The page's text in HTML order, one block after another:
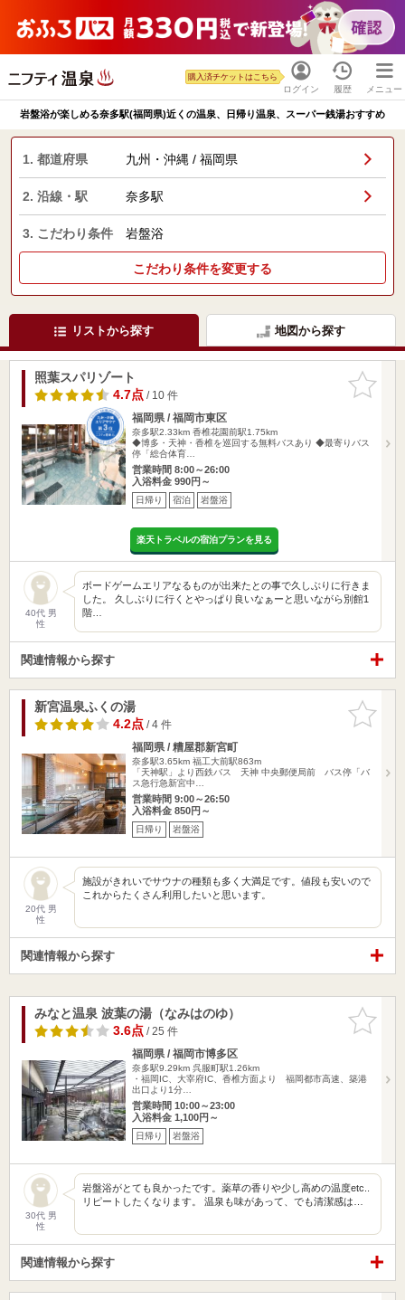
ログイン
購入済チケットはこちら
履歴 メニュー
岩盤浴が楽しめる奈多駅(福岡県)近くの温泉、日帰り温泉、スーパー銭湯おすすめ
1. 都道府県 九州・沖縄 / 福岡県
2. 沿線・駅 奈多駅
3. こだわり条件 岩盤浴
こだわり条件を変更する
リストから探す 地図から探す
お気に入
りに追加
照葉スパリゾート
4.7点/ 10 件
福岡県 / 福岡市東区
奈多駅2.33km 香椎花園前駅1.75km
◆博多・天神・香椎を巡回する無料バスあり ◆最寄りバス
停「総合体育…
営業時間 8:00～26:00
入浴料金 990円～
日帰り 宿泊 岩盤浴
楽天トラベルの宿泊プランを見る
40代 男
性
ボードゲームエリアなるものが出来たとの事で久しぶりに行きま
した。 久しぶりに行くとやっぱり良いなぁーと思いながら別館1
階…
関連情報から探す
お気に入
りに追加
新宮温泉ふくの湯
4.2点/ 4 件
福岡県 / 糟屋郡新宮町
奈多駅3.65km 福工大前駅863m
「天神駅」より西鉄バス 天神 中央郵便局前 バス停「バ
ス急行急新宮中…
営業時間 9:00～26:50
入浴料金 850円～
日帰り 岩盤浴
20代 男
性
施設がきれいでサウナの種類も多く大満足です。値段も安いので
これからたくさん利用したいと思います。
関連情報から探す
お気に入
りに追加
みなと温泉 波葉の湯（なみはのゆ）
3.6点/ 25 件
福岡県 / 福岡市博多区
奈多駅9.29km 呉服町駅1.26km
・福岡IC、大宰府IC、香椎方面より 福岡都市高速、築港
出口より1分…
営業時間 10:00～23:00
入浴料金 1,100円～
日帰り 岩盤浴
30代 男
性
岩盤浴がとても良かったです。薬草の香りや少し高めの温度etc..
リピートしたくなります。 温泉も味があって、でも清潔感は…
関連情報から探す